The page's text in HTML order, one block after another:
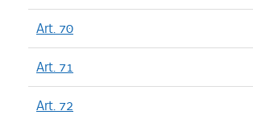
Art. 70
Art. 71
Art. 72